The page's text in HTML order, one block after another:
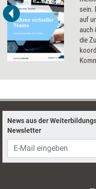
sein.
auf
auch
die
News aus der
Newsletter